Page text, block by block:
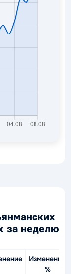
за неделю
Изменение,
%